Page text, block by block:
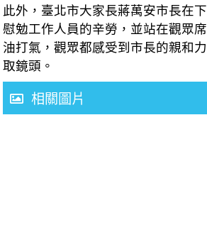
此外，臺北市大家長蔣萬安市長在
慰勉工作人員的辛勞，並站在觀眾
油打氣，觀眾都感受到市長的親和
取鏡頭。
相關圖片